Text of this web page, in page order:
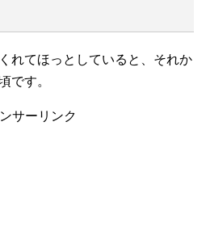
れてほっとしていると、それか
です。
サーリンク